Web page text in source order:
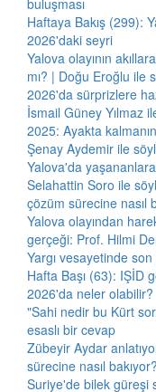
buluşması
Haftaya Bakış (299):
2026'daki seyri
Yalova olayının
mı? | Doğu Eroğlu ile
2026'da sürprizlere
İsmail Güney Yılmaz
2025: Ayakta
Şenay Aydemir ile
Yalova'da
Selahattin Soro ile
çözüm sürecine nasıl
Yalova olayından
gerçeği: Prof. Hilmi
Yargı vesayetinde
Hafta Başı (63): IŞİD
2026'da neler olabilir?
"Sahi nedir bu Kürt
esaslı bir cevap
Zübeyir Aydar
sürecine nasıl bakıyor?
Suriye'de bilek güreşi